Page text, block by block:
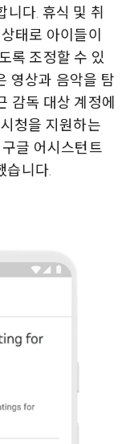
다. 휴식 및 취
태로 아이들이
록 조정할 수 있
영상과 음악을 탐
감독 대상 계정에
청을 지원하는
글 어시스턴트
습니다.